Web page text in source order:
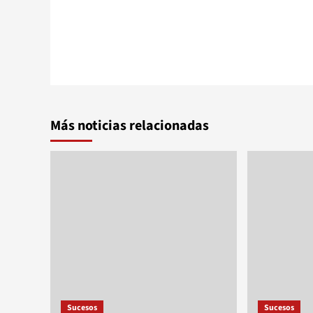
Más noticias relacionadas
Sucesos Sucesos